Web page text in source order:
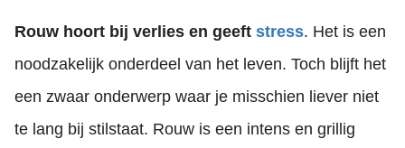
Rouw hoort bij verlies en geeft stress. Het is een
noodzakelijk onderdeel van het leven. Toch blijft het
een zwaar onderwerp waar je misschien liever niet
te lang bij stilstaat. Rouw is een intens en grillig